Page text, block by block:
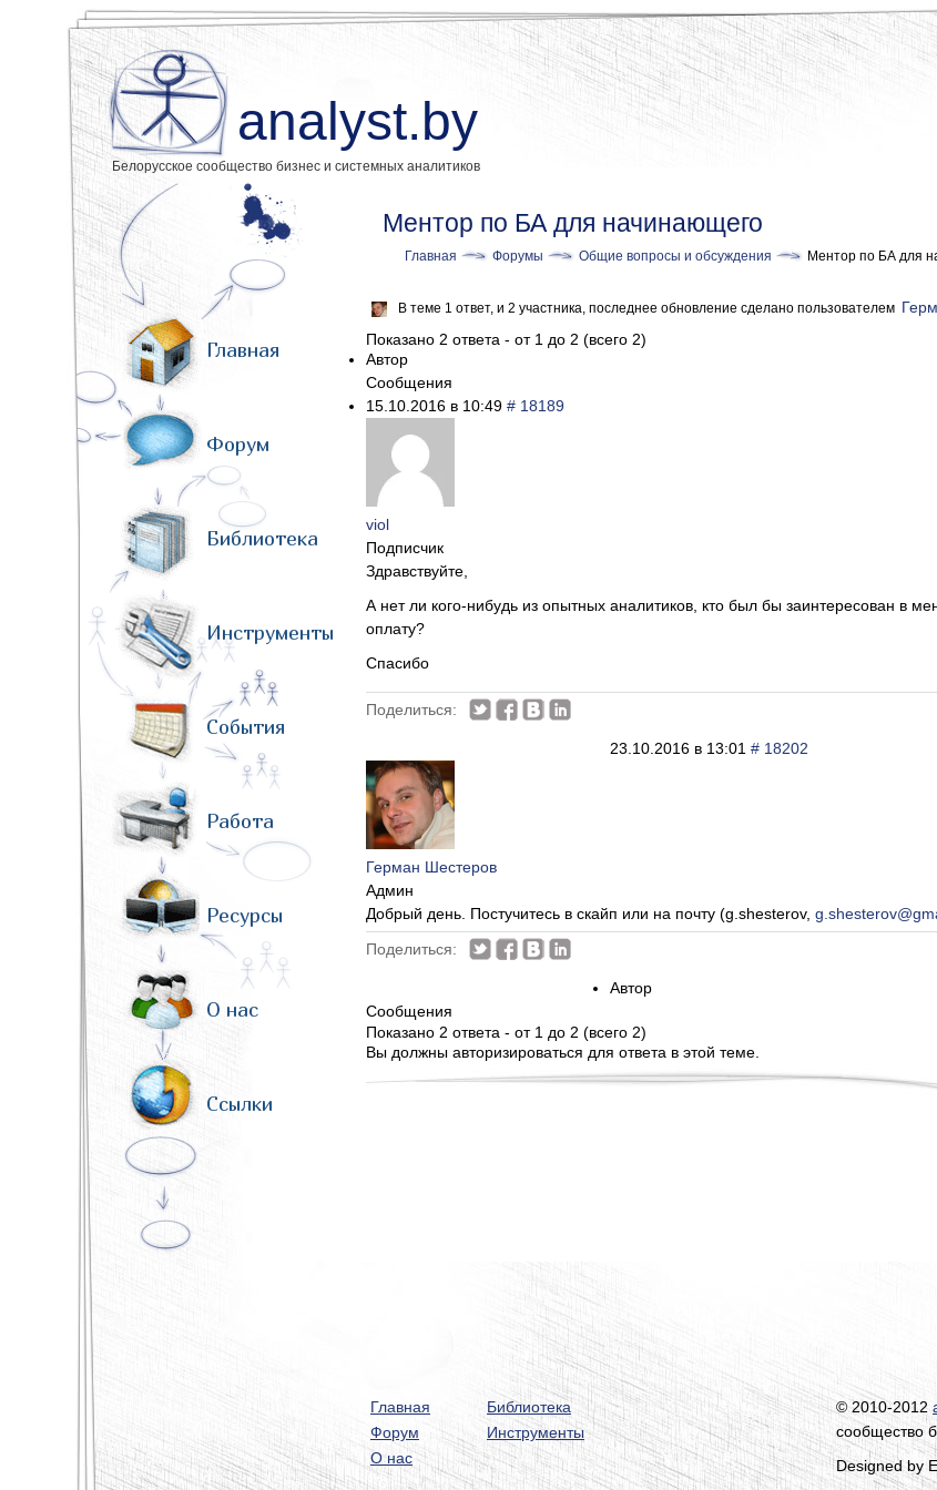
analyst.by
Белорусское сообщество бизнес и системных аналитиков
Главная
Форум
Библиотека
Инструменты
События
Работа
Ресурсы
О нас
Ссылки
Ментор по БА для начинающего
Главная Форумы Общие вопросы и обсуждения Ментор по БА для
В теме 1 ответ, и 2 участника, последнее обновление сделано пользователем
Показано 2 ответа - от 1 до 2 (всего 2)
Автор
Сообщения
15.10.2016 в 10:49 # 18189
viol
Подписчик
Здравствуйте,
А нет ли кого-нибудь из опытных аналитиков, кто был бы заинтересован в
оплату?
Спасибо
Поделиться:
23.10.2016 в 13:01 # 18202
Герман Шестеров
Админ
Добрый день. Постучитесь в скайп или на почту (g.shesterov,
Поделиться:
Автор
Сообщения
Показано 2 ответа - от 1 до 2 (всего 2)
Вы должны авторизироваться для ответа в этой теме.
Главная
Библиотека
Форум
Инструменты
О нас
© 2010-2012
сообщество
Designed by